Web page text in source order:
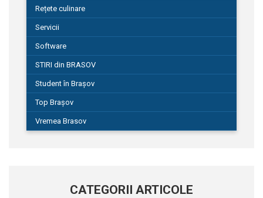
Rețete culinare
Servicii
Software
STIRI din BRASOV
Student în Brașov
Top Brașov
Vremea Brasov
CATEGORII ARTICOLE